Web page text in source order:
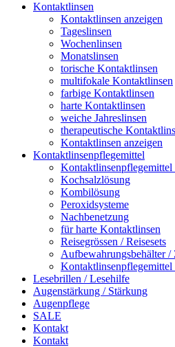
Kontaktlinsen
Kontaktlinsen anzeigen
Tageslinsen
Wochenlinsen
Monatslinsen
torische Kontaktlinsen
multifokale Kontaktlinsen
farbige Kontaktlinsen
harte Kontaktlinsen
weiche Jahreslinsen
therapeutische
Kontaktlinsen anzeigen
Kontaktlinsenpflegemittel
Kontaktlinsenpflegemittel
Kochsalzlösung
Kombilösung
Peroxidsysteme
Nachbenetzung
für harte Kontaktlinsen
Reisegrössen / Reisesets
Aufbewahrungsbehälter /
Kontaktlinsenpflegemittel
Lesebrillen / Lesehilfe
Augenstärkung / Stärkung
Augenpflege
SALE
Kontakt
Kontakt